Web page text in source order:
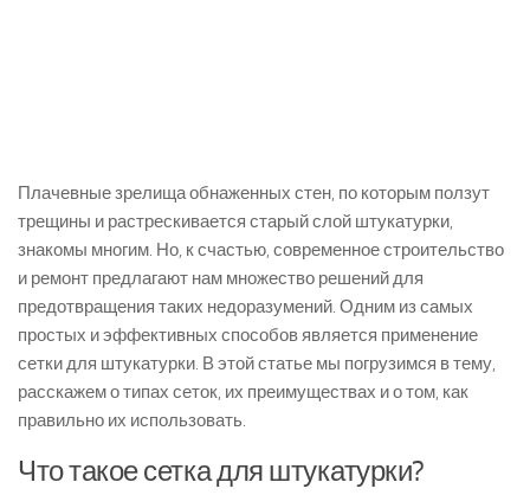
Плачевные зрелища обнаженных стен, по которым ползут
трещины и растрескивается старый слой штукатурки,
знакомы многим. Но, к счастью, современное строительство
и ремонт предлагают нам множество решений для
предотвращения таких недоразумений. Одним из самых
простых и эффективных способов является применение
сетки для штукатурки. В этой статье мы погрузимся в тему,
расскажем о типах сеток, их преимуществах и о том, как
правильно их использовать.
Что такое сетка для штукатурки?